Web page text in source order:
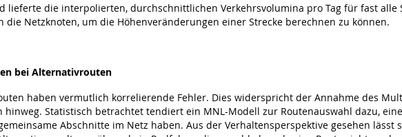
lieferte die interpolierten, durchschnittlichen Verkehrsvolumina pro Tag für fast
die Netzknoten, um die Höhenveränderungen einer Strecke berechnen zu können.
bei Alternativrouten
haben vermutlich korrelierende Fehler. Dies widerspricht der Annahme des
hinweg. Statistisch betrachtet tendiert ein MNL-Modell zur Routenauswahl dazu,
Abschnitte im Netz haben. Aus der Verhaltensperspektive gesehen